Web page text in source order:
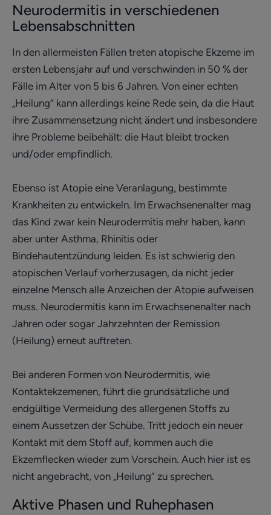
Neurodermitis in verschiedenen
Lebensabschnitten
In den allermeisten Fällen treten atopische Ekzeme im
ersten Lebensjahr auf und verschwinden in 50 % der
Fälle im Alter von 5 bis 6 Jahren. Von einer echten
„Heilung“ kann allerdings keine Rede sein, da die Haut
ihre Zusammensetzung nicht ändert und insbesondere
ihre Probleme beibehält: die Haut bleibt trocken
und/oder empfindlich.
Ebenso ist Atopie eine Veranlagung, bestimmte
Krankheiten zu entwickeln. Im Erwachsenenalter mag
das Kind zwar kein Neurodermitis mehr haben, kann
aber unter Asthma, Rhinitis oder
Bindehautentzündung leiden. Es ist schwierig den
atopischen Verlauf vorherzusagen, da nicht jeder
einzelne Mensch alle Anzeichen der Atopie aufweisen
muss. Neurodermitis kann im Erwachsenenalter nach
Jahren oder sogar Jahrzehnten der Remission
(Heilung) erneut auftreten.
Bei anderen Formen von Neurodermitis, wie
Kontaktekzemenen, führt die grundsätzliche und
endgültige Vermeidung des allergenen Stoffs zu
einem Aussetzen der Schübe. Tritt jedoch ein neuer
Kontakt mit dem Stoff auf, kommen auch die
Ekzemflecken wieder zum Vorschein. Auch hier ist es
nicht angebracht, von „Heilung“ zu sprechen.
Aktive Phasen und Ruhephasen